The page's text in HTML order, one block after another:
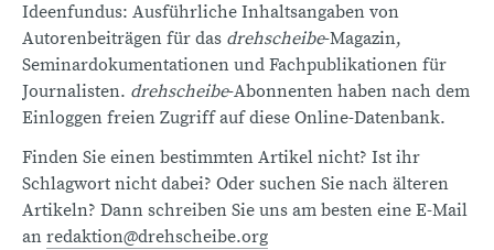
Ideenfundus: Ausführliche Inhaltsangaben von
Autorenbeiträgen für das drehscheibe-Magazin,
Seminardokumentationen und Fachpublikationen für
Journalisten. drehscheibe-Abonnenten haben nach dem
Einloggen freien Zugriff auf diese Online-Datenbank.
Finden Sie einen bestimmten Artikel nicht? Ist ihr
Schlagwort nicht dabei? Oder suchen Sie nach älteren
Artikeln? Dann schreiben Sie uns am besten eine E-Mail
an redaktion@drehscheibe.org